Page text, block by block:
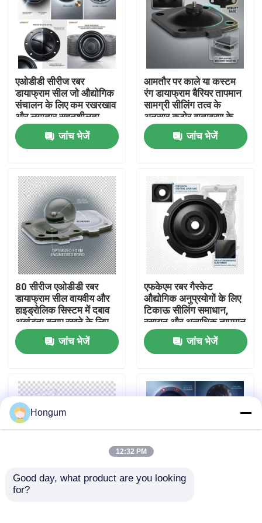
घर
उत्पाद
हमारे बारे में
कारखाने का दौरा
गुणवत्ता नियंत्रण
मामले
रबर डायाफ्राम सील
एओडीडी सीरीज रबर
डायाफ्राम सील जो औद्योगिक
संचालन के लिए कम रखरखाव
और लगातार सहनशीलता
±0.02 मिमी प्रदान करती है
जांच भेजें
आमतौर पर काले या कस्टम
रंग डायाफ्राम बैरियर तापमान
सामग्री सीलिंग तत्व के
अनुसार कठोर वातावरण के
लिए उपयुक्त
जांच भेजें
80 सीरीज एओडीडी रबर
डायाफ्राम सील वायवीय और
हाइड्रोलिक सिस्टम में दबाव
अखंडता बनाए रखने के लिए
आदर्श विकल्प
जांच भेजें
एफकेएम रबर गैस्केट
औद्योगिक अनुप्रयोगों के लिए
टिकाऊ सीलिंग समाधान,
रसायन और अत्यधिक तापमान
प्रतिरोधी
जांच भेजें
रासायनिक परिचालन
Hongum
12:32 PM
Good day, what product are you looking
for?